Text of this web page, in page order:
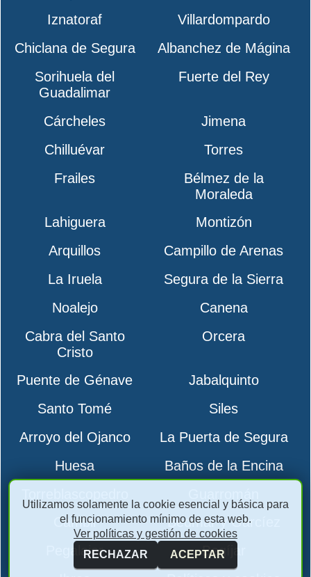
Iznatoraf
Villardompardo
Chiclana de Segura
Albanchez de Mágina
Sorihuela del
Guadalimar
Fuerte del Rey
Cárcheles
Jimena
Chilluévar
Torres
Frailes
Bélmez de la
Moraleda
Lahiguera
Montizón
Arquillos
Campillo de Arenas
La Iruela
Segura de la Sierra
Noalejo
Canena
Cabra del Santo
Cristo
Orcera
Puente de Génave
Jabalquinto
Santo Tomé
Siles
Arroyo del Ojanco
La Puerta de Segura
Huesa
Baños de la Encina
Cambil
Bedmar y Garcíez
Pegalajar
Begíjar
Utilizamos solamente la cookie esencial y básica para
el funcionamiento mínimo de esta web.
Ver políticas y gestión de cookies
RECHAZAR
ACEPTAR